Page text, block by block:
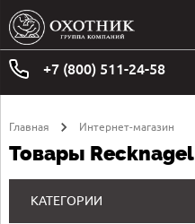
+7 (800) 511-24-58
Главная Интернет-магазин
Товары Recknagel
КАТЕГОРИИ